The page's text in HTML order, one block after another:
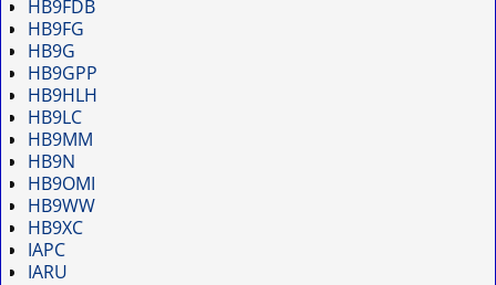
HB9FDB
HB9FG
HB9G
HB9GPP
HB9HLH
HB9LC
HB9MM
HB9N
HB9OMI
HB9WW
HB9XC
IAPC
IARU